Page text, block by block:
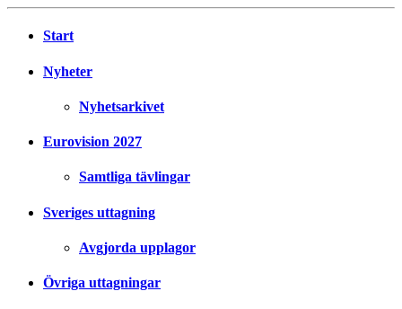
Start
Nyheter
Nyhetsarkivet
Eurovision 2027
Samtliga tävlingar
Sveriges uttagning
Avgjorda upplagor
Övriga uttagningar